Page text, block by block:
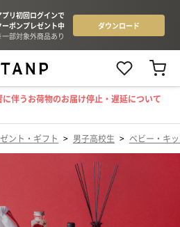
に伴うお荷物のお届け停止・遅延について
ント・ギフト > 男子高校生 > ベビー・キ